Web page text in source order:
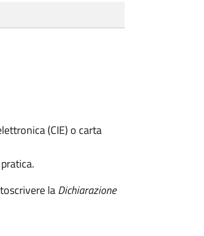
(CIE) o carta
laDichiarazione